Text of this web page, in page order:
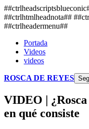
##ctrlhtmlheadnota##
##ctrlheadermenu##
Portada
Videos
videos
ROSCA DE REYES
VIDEO | ¿Rosca
en qué consiste